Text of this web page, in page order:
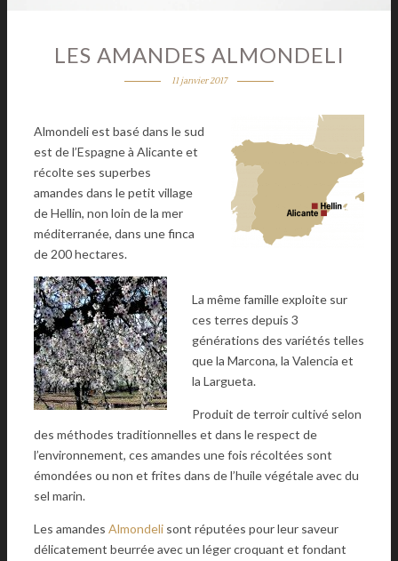
LES AMANDES ALMONDELI
11 janvier 2017
Almondeli est basé dans le sud
est de l’Espagne à Alicante et
récolte ses superbes
amandes dans le petit village
de Hellin, non loin de la mer
méditerranée, dans une finca
de 200 hectares.
La même famille exploite sur
ces terres depuis 3
générations des variétés telles
que la Marcona, la Valencia et
la Largueta.
Produit de terroir cultivé selon
des méthodes traditionnelles et dans le respect de
l’environnement, ces amandes une fois récoltées sont
émondées ou non et frites dans de l’huile végétale avec du
sel marin.
Les amandes Almondeli sont réputées pour leur saveur
délicatement beurrée avec un léger croquant et fondant